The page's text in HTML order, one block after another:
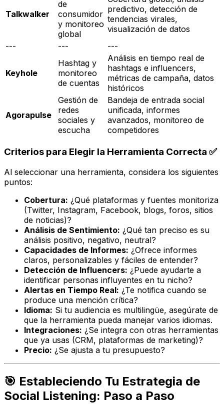
Talkwalker
de
consumidor
y monitoreo
global
predictivo, detección de
tendencias virales,
visualización de datos
---
--- ---
Keyhole
Hashtag y
monitoreo
de cuentas
Análisis en tiempo real de
hashtags e influencers,
métricas de campaña, datos
históricos
Agorapulse
Gestión de
redes
sociales y
escucha
Bandeja de entrada social
unificada, informes
avanzados, monitoreo de
competidores
Criterios para Elegir la Herramienta Correcta ✅
Al seleccionar una herramienta, considera los siguientes
puntos:
Cobertura: ¿Qué plataformas y fuentes monitoriza
(Twitter, Instagram, Facebook, blogs, foros, sitios
de noticias)?
Análisis de Sentimiento: ¿Qué tan preciso es su
análisis positivo, negativo, neutral?
Capacidades de Informes: ¿Ofrece informes
claros, personalizables y fáciles de entender?
Detección de Influencers: ¿Puede ayudarte a
identificar personas influyentes en tu nicho?
Alertas en Tiempo Real: ¿Te notifica cuando se
produce una mención crítica?
Idioma: Si tu audiencia es multilingüe, asegúrate de
que la herramienta pueda manejar varios idiomas.
Integraciones: ¿Se integra con otras herramientas
que ya usas (CRM, plataformas de marketing)?
Precio: ¿Se ajusta a tu presupuesto?
🎯 Estableciendo Tu Estrategia de
Social Listening: Paso a Paso